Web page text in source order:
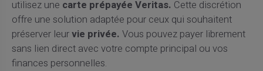
utilisez une carte prépayée Veritas. Cette discrétion
offre une solution adaptée pour ceux qui souhaitent
préserver leurvie privée. Vous pouvez payer librement
sans lien direct avec votre compte principal ou vos
finances personnelles.